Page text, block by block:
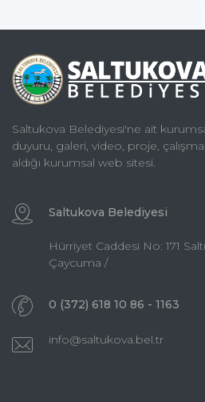
Saltukova Belediyesi'ne ait
duyuru, galeri, video, proje,
aldığı kurumsal web sitesi.
Saltukova Belediyesi
Hürriyet Caddesi No: 171
Çaycuma /
0 (372) 618 10 86 - 1163
info@saltukova.bel.tr